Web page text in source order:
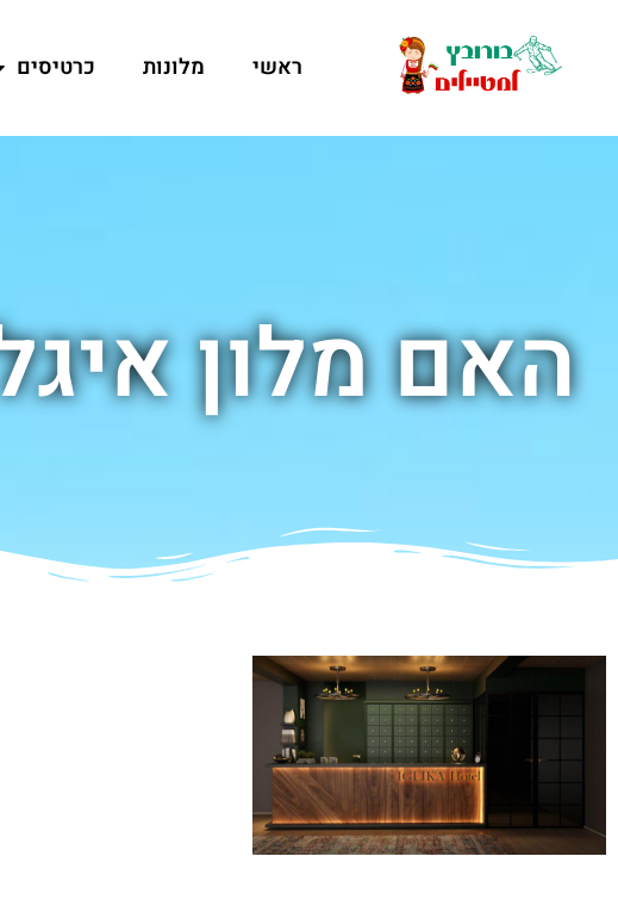
ראשי מלונות כרטיסים
האם מלון